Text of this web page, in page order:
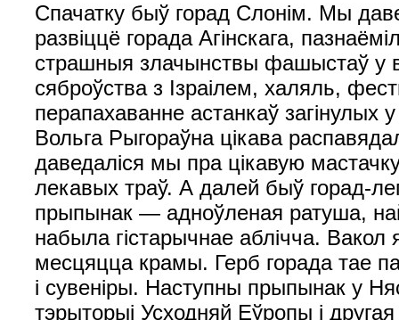
Спачатку быў горад Слонім. Мы
развіццё горада Агінскага,
страшныя злачынствы фашыстаў у
сяброўства з Ізраілем, халяль,
перапахаванне астанкаў загінулых
Вольга Рыгораўна цікава
даведаліся мы пра цікавую
лекавых траў. А далей быў горад-
прыпынак — адноўленая ратуша,
набыла гістарычнае аблічча.
месцяцца крамы. Герб горада тае
і сувеніры. Наступны прыпынак у
тэрыторыі Усходняй Еўропы і